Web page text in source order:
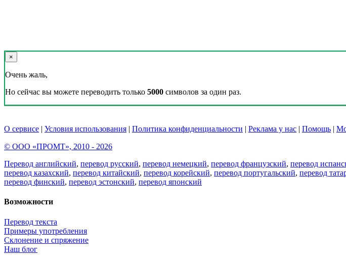
×
Очень жаль,
Но сейчас вы можете переводить только 5000 символов за один раз.
О сервисе | Условия использования | Политика конфиденциальности | Реклама у нас | Помощь |
© ООО «ПРОМТ», 2010 - 2026
Перевод английский, перевод русский, перевод немецкий, перевод французский, перевод
перевод казахский, перевод китайский, перевод корейский, перевод португальский, перевод
перевод финский, перевод эстонский, перевод японский
Возможности
Перевод текста
Примеры употребления
Склонение и спряжение
Наш блог